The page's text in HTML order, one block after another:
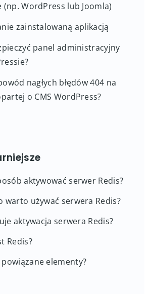
(np. WordPress lub Joomla)
zainstalowaną aplikacją
panel administracyjny
nagłych błędów 404 na
o CMS WordPress?
aktywować serwer Redis?
warto używać serwera Redis?
aktywacja serwera Redis?
Redis?
powiązane elementy?